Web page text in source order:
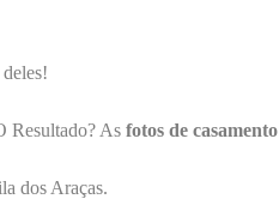
deles!
Resultado? As fotos de casamento
dos Araças.